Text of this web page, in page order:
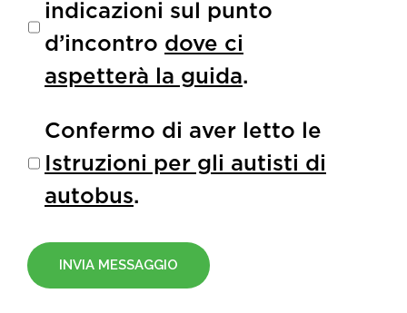
indicazioni sul punto
d’incontro dove ci
aspetterà la guida.
Confermo di aver letto le
Istruzioni per gli autisti di
autobus.
INVIA MESSAGGIO